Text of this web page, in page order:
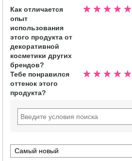
Как отличается
опыт
использования
этого продукта от
декоративной
косметики других
брендов?
Номинальный
Тебе понравился
оттенок этого
продукта?
Номинальный
5
звезд